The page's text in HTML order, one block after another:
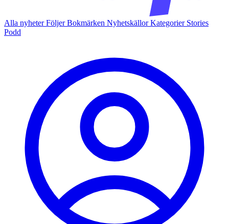
Alla nyheterFöljerBokmärken NyhetskällorKategorier Stories
Podd